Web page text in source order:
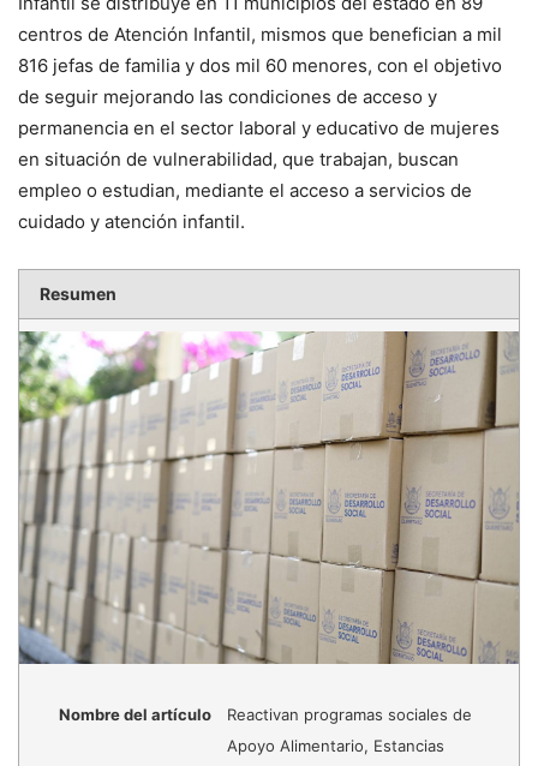
centros de Atención Infantil, mismos que benefician a mil
816 jefas de familia y dos mil 60 menores, con el objetivo
de seguir mejorando las condiciones de acceso y
permanencia en el sector laboral y educativo de mujeres
en situación de vulnerabilidad, que trabajan, buscan
empleo o estudian, mediante el acceso a servicios de
cuidado y atención infantil.
Resumen
Nombre del artículo
Reactivan programas sociales de
Apoyo Alimentario, Estancias